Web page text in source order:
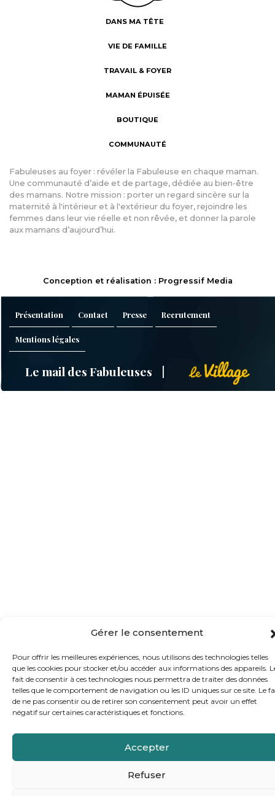
Gérer le consentement
Pour offrir les meilleures expériences, nous utilisons des technologies telles
que les cookies pour stocker et/ou accéder aux informations des appareils.
fait de consentir à ces technologies nous permettra de traiter des données
telles que le comportement de navigation ou les ID uniques sur ce site. Le
de ne pas consentir ou de retirer son consentement peut avoir un effet
négatif sur certaines caractéristiques et fonctions.
Accepter
Refuser
DANS MA TÊTE
VIE DE FAMILLE
TRAVAIL & FOYER
MAMAN ÉPUISÉE
BOUTIQUE
COMMUNAUTÉ
Fabuleuses au foyer : révéler la Fabuleuse en chaque maman.
Une communauté d’aide et de partage, dédiée au bien-être
des mamans. Notre mission : porter un regard sincère sur la
maternité à l'intérieur et à l'extérieur du foyer, rejoindre les
femmes dans leur vie réelle et non rêvée, et donner la parole
aux mamans d’aujourd’hui.
Conception et réalisation : Progressif Media
Présentation Contact Presse Recrutement
Mentions légales
Le mail des Fabuleuses